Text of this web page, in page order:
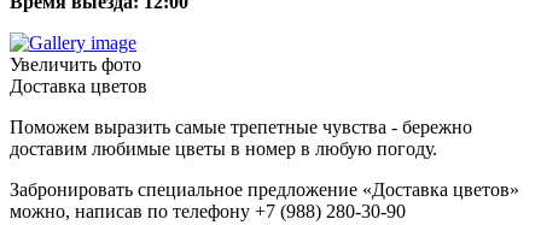
Увеличить фото
Доставка цветов
Поможем выразить самые трепетные чувства - бережно
доставим любимые цветы в номер в любую погоду.
Забронировать специальное предложение «Доставка цветов»
можно, написав по телефону +7 (988) 280-30-90